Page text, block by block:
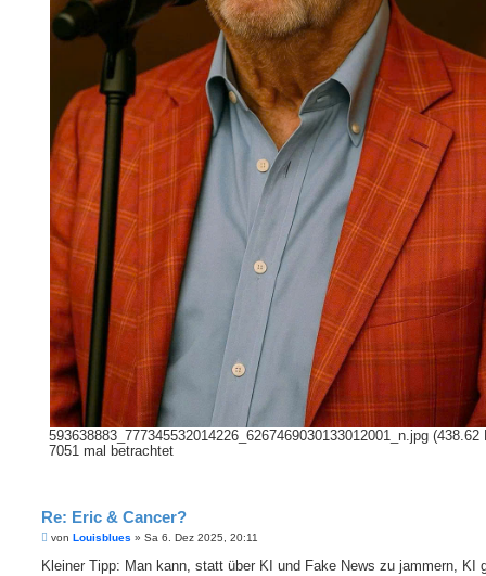
593638883_777345532014226_6267469030133012001_n.jpg (438.62
7051 mal betrachtet
Re: Eric & Cancer?
B
i
von Louisblues » Sa 6. Dez 2025, 20:11
Kleiner Tipp: Man kann, statt über KI und Fake News zu jammern, KI